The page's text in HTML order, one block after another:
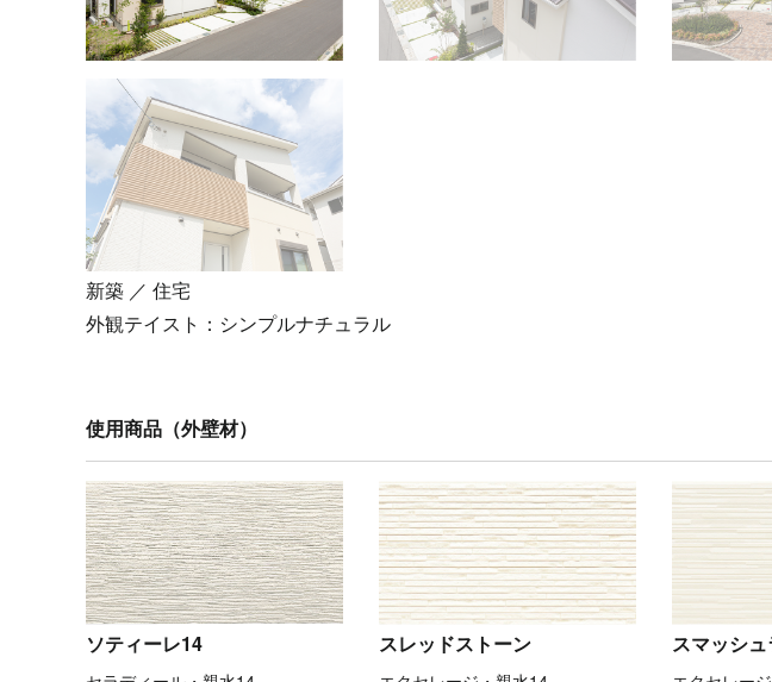
新築 ／ 住宅
外観テイスト： シンプルナチュラル
使用商品（外壁材）
ソティーレ14 スレッドストーン スマッシ